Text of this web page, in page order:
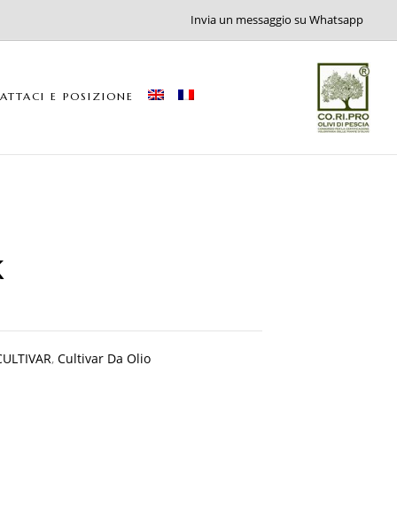
Invia un messaggio su Whatsapp
E POSIZIONE
,Cultivar Da Olio